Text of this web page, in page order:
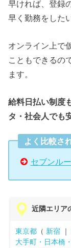
早ければ、登録
早く勤務をした
オンライン上で
こともできるの
ます。
給料日払い制度
タ・社会人でも
よく比較さ
セブンル
近隣エリア
東京都 （ 新宿
大手町・日本橋